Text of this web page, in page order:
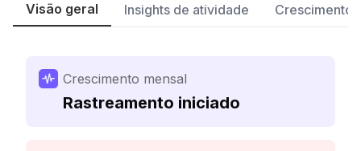
Visão geral Insights de atividade Crescimento
Crescimento mensal
Rastreamento iniciado